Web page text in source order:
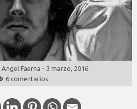
Angel Faerna - 3 marzo, 2016
6 comentarios